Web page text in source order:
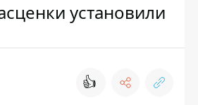
установили
👍